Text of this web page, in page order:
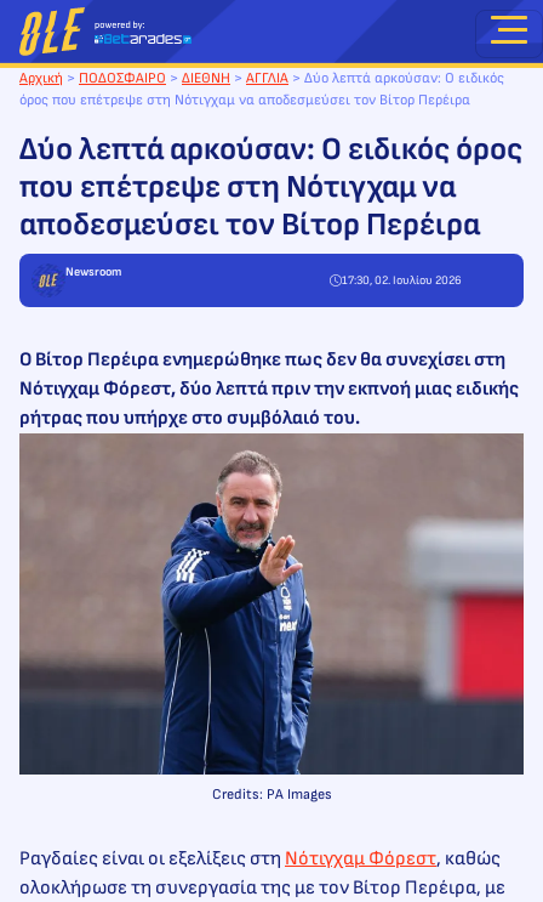
Μετάβαση
στο
περιεχόμενο
Αρχική > ΠΟΔΟΣΦΑΙΡΟ > ΔΙΕΘΝΗ > ΑΓΓΛΙΑ > Δύο λεπτά αρκούσαν: Ο ειδικός
όρος που επέτρεψε στη Νότιγχαμ να αποδεσμεύσει τον Βίτορ Περέιρα
Δύο λεπτά αρκούσαν: Ο ειδικός όρος
που επέτρεψε στη Νότιγχαμ να
αποδεσμεύσει τον Βίτορ Περέιρα
Newsroom
17:30, 02. Ιουλίου 2026
Ο Βίτορ Περέιρα ενημερώθηκε πως δεν θα συνεχίσει στη
Νότιγχαμ Φόρεστ, δύο λεπτά πριν την εκπνοή μιας ειδικής
ρήτρας που υπήρχε στο συμβόλαιό του.
Credits: PA Images
Ραγδαίες είναι οι εξελίξεις στη Νότιγχαμ Φόρεστ, καθώς
ολοκλήρωσε τη συνεργασία της με τον Βίτορ Περέιρα, με